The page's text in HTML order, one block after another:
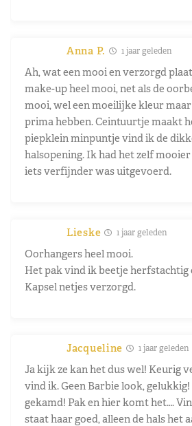
Anna P. 1 jaar geleden
Ah, wat een mooi en verzorgd
make-up heel mooi, net als de
mooi, wel een moeilijke kleur
prima hebben. Ceintuurtje maakt
piepklein minpuntje vind ik de
halsopening. Ik had het zelf
iets verfijnder was uitgevoerd.
Lieske 1 jaar geleden
Oorhangers heel mooi.
Het pak vind ik beetje
Kapsel netjes verzorgd.
Jacqueline 1 jaar geleden
Ja kijk ze kan het dus wel! Keurig
vind ik. Geen Barbie look,
gekamd! Pak en hier komt het….
staat haar goed, alleen de hals het